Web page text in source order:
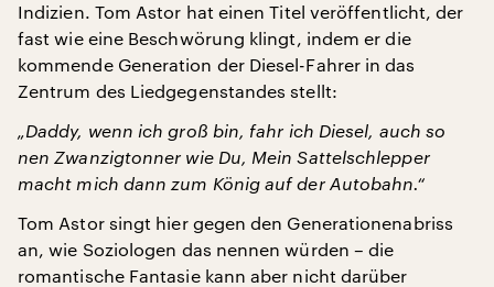
Indizien. Tom Astor hat einen Titel veröffentlicht, der
fast wie eine Beschwörung klingt, indem er die
kommende Generation der Diesel-Fahrer in das
Zentrum des Liedgegenstandes stellt:
„Daddy, wenn ich groß bin, fahr ich Diesel, auch so
nen Zwanzigtonner wie Du, Mein Sattelschlepper
macht mich dann zum König auf der Autobahn.“
Tom Astor singt hier gegen den Generationenabriss
an, wie Soziologen das nennen würden – die
romantische Fantasie kann aber nicht darüber